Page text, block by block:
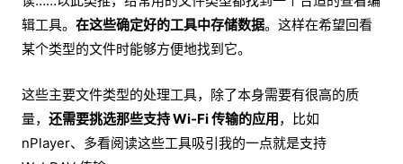
辑工具。 在这些确定好的工具中存储数据。这样在希望回看
某个类型的文件时能够方便地找到它。
这些主要文件类型的处理工具，除了本身需要有很高的质
量， 还需要挑选那些支持 Wi-Fi 传输的应用 ，比如
nPlayer、多看阅读这些工具吸引我的一点就是支持